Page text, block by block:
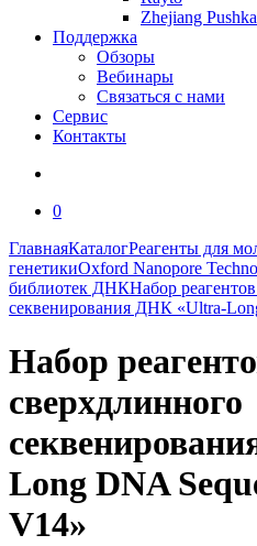
Zhejiang
Поддержка
Обзоры
Вебинары
Связаться с нами
Сервис
Контакты
0
ГлавнаяКаталогРеагенты для
генетикиOxford Nanopore
библиотек ДНКНабор
секвенирования ДНК «Ultra-
Набор
сверхдлинного
Long DNA
V14»